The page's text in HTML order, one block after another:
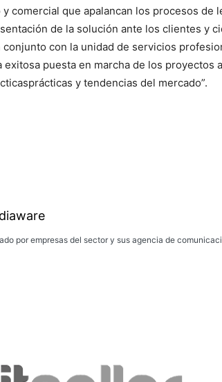
comercial que apalancan los procesos de
de la solución ante los clientes y
con la unidad de servicios
puesta en marcha de los proyectos
y tendencias del mercado”.
por empresas del sector y sus agencia de